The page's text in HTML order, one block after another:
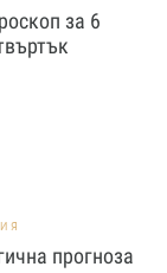
за 6
прогноза